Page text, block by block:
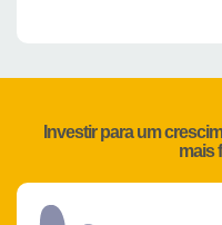
Investir para um
mais